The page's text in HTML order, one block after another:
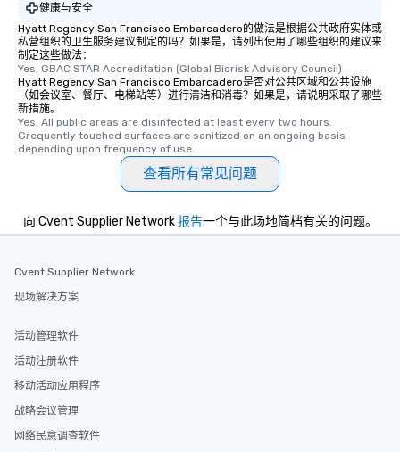
健康与安全
Hyatt Regency San Francisco Embarcadero的做法是根据公共政府实体或
私营组织的卫生服务建议制定的吗？如果是，请列出使用了哪些组织的建议来
制定这些做法：
Yes, GBAC STAR Accreditation (Global Biorisk Advisory Council)
Hyatt Regency San Francisco Embarcadero是否对公共区域和公共设施
（如会议室、餐厅、电梯站等）进行清洁和消毒？如果是，请说明采取了哪些
新措施。
Yes, All public areas are disinfected at least every two hours.
Grequently touched surfaces are sanitized on an ongoing basis
depending upon frequency of use.
查看所有常见问题
向 Cvent Supplier Network报告一个与此场地简档有关的问题。
Cvent Supplier Network
现场解决方案
活动管理软件
活动注册软件
移动活动应用程序
战略会议管理
网络民意调查软件